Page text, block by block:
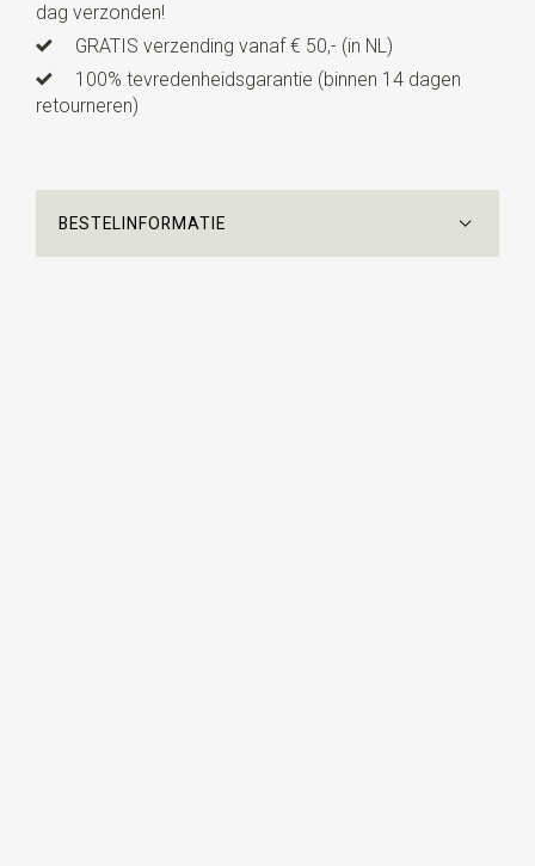
dag verzonden!
GRATIS verzending vanaf € 50,- (in NL)
100% tevredenheidsgarantie (binnen 14 dagen
retourneren)
BESTELINFORMATIE